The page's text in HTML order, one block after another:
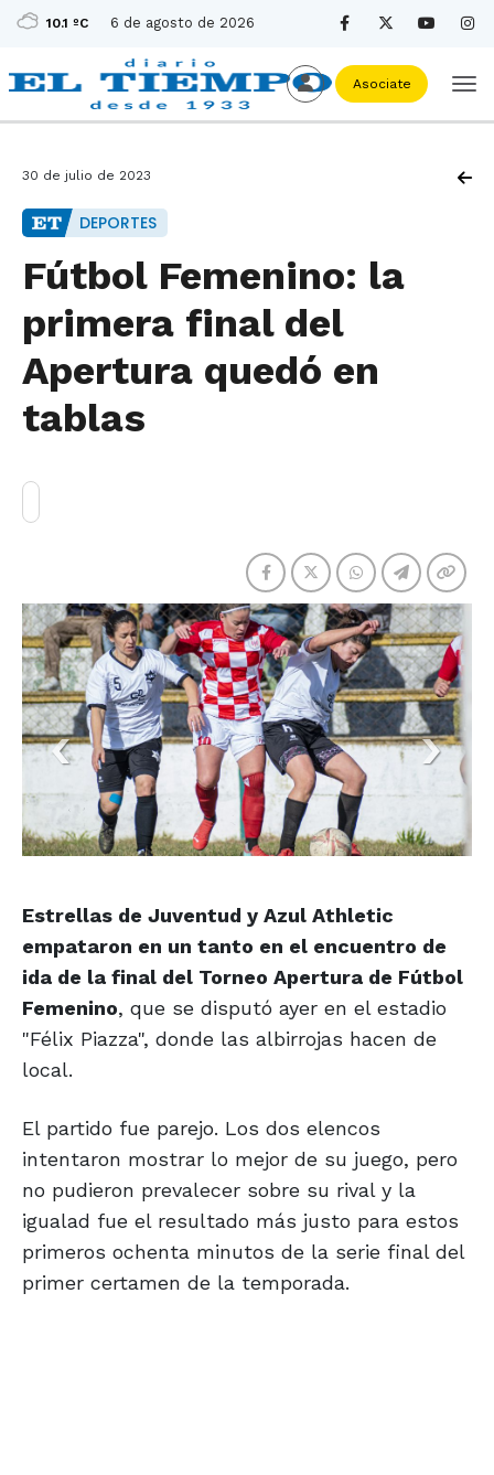
10.1 ºC 6 de agosto de 2026
Asociate
30 de julio de 2023
DEPORTES
Fútbol Femenino: la
primera final del
Apertura quedó en
tablas
Estrellas de Juventud y Azul Athletic
empataron en un tanto en el encuentro de
ida de la final del Torneo Apertura de Fútbol
Femenino, que se disputó ayer en el estadio
"Félix Piazza", donde las albirrojas hacen de
local.
El partido fue parejo. Los dos elencos
intentaron mostrar lo mejor de su juego, pero
no pudieron prevalecer sobre su rival y la
igualad fue el resultado más justo para estos
primeros ochenta minutos de la serie final del
primer certamen de la temporada.